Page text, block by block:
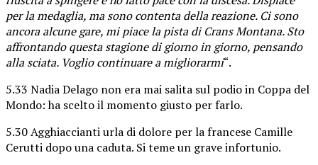
per la medaglia, ma sono contenta della reazione. Ci sono
ancora alcune gare, mi piace la pista di Crans Montana. Sto
affrontando questa stagione di giorno in giorno, pensando
alla sciata. Voglio continuare a migliorarmi“.
5.33 Nadia Delago non era mai salita sul podio in Coppa del
Mondo: ha scelto il momento giusto per farlo.
5.30 Agghiaccianti urla di dolore per la francese Camille
Cerutti dopo una caduta. Si teme un grave infortunio.